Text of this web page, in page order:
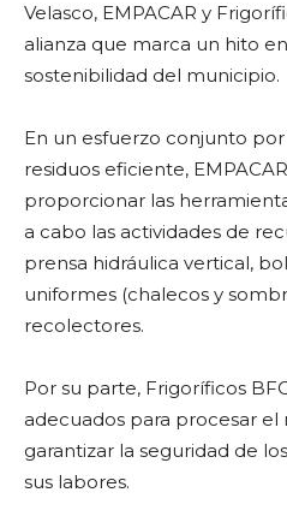
Velasco, EMPACAR y
alianza que marca un hito
sostenibilidad del municipio.
En un esfuerzo conjunto
residuos eficiente,
proporcionar las
a cabo las actividades de
prensa hidráulica vertical,
uniformes (chalecos y
recolectores.
Por su parte, Frigoríficos
adecuados para procesar
garantizar la seguridad de
sus labores.